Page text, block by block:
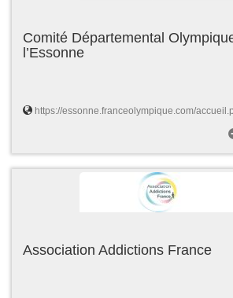
Comité Départemental
l’Essonne
https://essonne.franceolympique.com/
Association Addictions France